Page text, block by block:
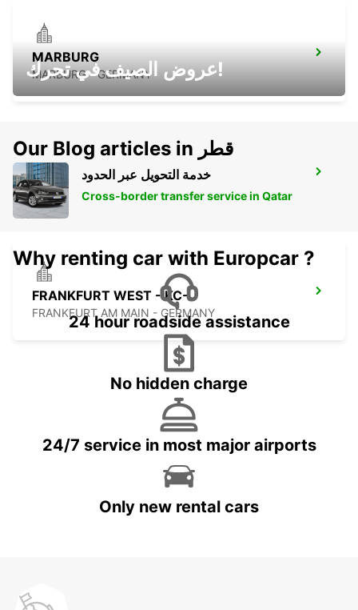
MARBURG
MARBURG - GERMANY
BAD HOMBURG
BAD HOMBURG - GERMANY
FRANKFURT WEST -IKC-
FRANKFURT AM MAIN - GERMANY
عروض الصيف في تحرك!
Our Blog articles in قطر
خدمة التحويل عبر الحدود
Cross-border transfer service in Qatar
Why renting car with Europcar ?
24 hour roadside assistance
No hidden charge
24/7 service in most major airports
Only new rental cars